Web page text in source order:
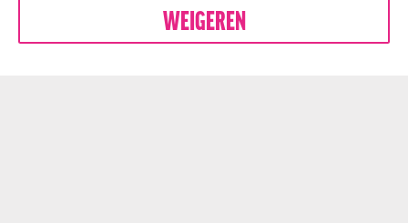
EN POLITIEK DEN HAAGWEIGEREN